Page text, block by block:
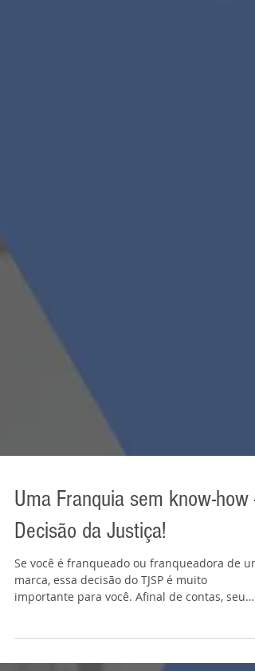
Uma Franquia sem know-how -
Decisão da Justiça!
Se você é franqueado ou franqueadora de
importante para você. Afinal de contas, seu